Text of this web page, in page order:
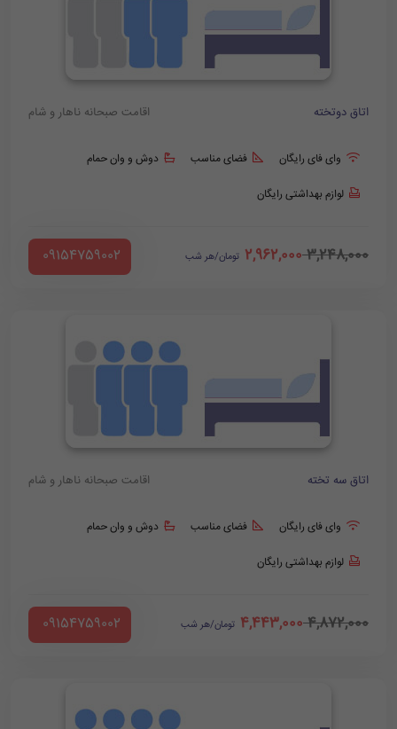
اتاق دوتخته اقامت صبحانه ناهار و شام
وای فای رایگان فضای مناسب دوش و وان حمام
لوازم بهداشتی رایگان
3,248,000
2,962,000 تومان/هر شب ‪ 09154759002
اتاق سه تخته اقامت صبحانه ناهار و شام
وای فای رایگان فضای مناسب دوش و وان حمام
لوازم بهداشتی رایگان
4,872,000
4,443,000 تومان/هر شب ‪ 09154759002